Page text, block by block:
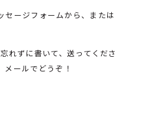
ージフォームから、または
れずに書いて、送ってくださ
ールでどうぞ！